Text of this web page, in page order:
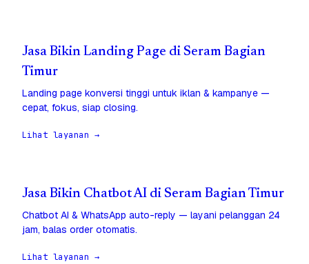
Jasa Bikin Landing Page di Seram Bagian
Timur
Landing page konversi tinggi untuk iklan & kampanye —
cepat, fokus, siap closing.
Lihat layanan →
Jasa Bikin Chatbot AI di Seram Bagian Timur
Chatbot AI & WhatsApp auto-reply — layani pelanggan 24
jam, balas order otomatis.
Lihat layanan →